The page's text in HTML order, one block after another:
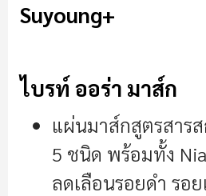
Suyoung+
ไบรท์ ออร่า มาส์ก
แผ่นมาส์กสูตรสาร
5 ชนิด พร้อมทั้ง
ลดเลือนรอยดำ รอ